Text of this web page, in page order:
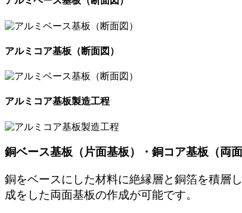
アルミコア基板（断面図）
アルミコア基板製造工程
銅ベース基板（片面基板）・銅コア基板（両面
銅をベースにした材料に絶縁層と銅箔を積層
成をした両面基板の作成が可能です。